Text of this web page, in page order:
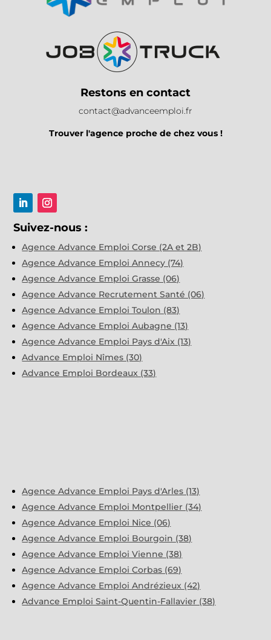
Restons en contact
contact@advanceemploi.fr
Trouver l'agence proche de chez vous !
Suivez-nous :
Agence Advance Emploi Corse (2A et 2B)
Agence Advance Emploi Annecy (74)
Agence Advance Emploi Grasse (06)
Agence Advance Recrutement Santé (06)
Agence Advance Emploi Toulon (83)
Agence Advance Emploi Aubagne (13)
Agence Advance Emploi Pays d'Aix (13)
Advance Emploi Nîmes (30)
Advance Emploi Bordeaux (33)
Agence Advance Emploi Pays d'Arles (13)
Agence Advance Emploi Montpellier (34)
Agence Advance Emploi Nice (06)
Agence Advance Emploi Bourgoin (38)
Agence Advance Emploi Vienne (38)
Agence Advance Emploi Corbas (69)
Agence Advance Emploi Andrézieux (42)
Advance Emploi Saint-Quentin-Fallavier (38)